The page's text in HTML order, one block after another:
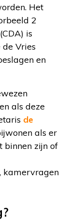
Het
2
is
Vries
en
als deze
de
als er
binnen zijn of
kamervragen